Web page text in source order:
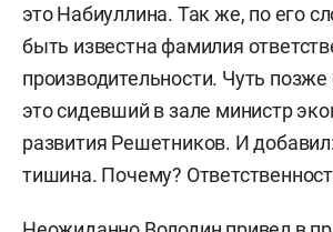
это Набиуллина. Так же, по его
быть известна фамилия
производительности. Чуть
это сидевший в зале министр
развития Решетников. И
тишина. Почему?